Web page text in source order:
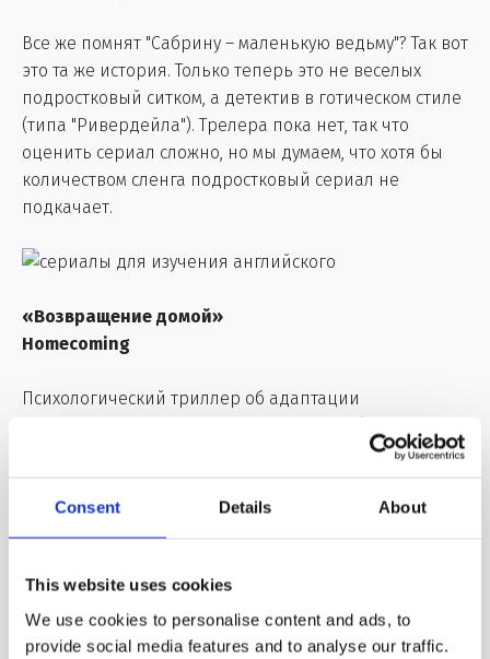
Consent Details About
This website uses cookies
We use cookies to personalise content and ads, to
provide social media features and to analyse our traffic.
Все же помнят "Сабрину – маленькую ведьму"? Так вот
это та же история. Только теперь это не веселых
подростковый ситком, а детектив в готическом стиле
(типа "Ривердейла"). Трелера пока нет, так что
оценить сериал сложно, но мы думаем, что хотя бы
количеством сленга подростковый сериал не
подкачает.
«Возвращение домой»
Homecoming
Психологический триллер об адаптации
Робертс) к гражданской жизни. Когда жизнь
подробности прошлого, которые все меняют. Сериал
обещает быть сложным, в том числе и с точки зрения
Если тебе сложно воспринимать речь на слух и ты
ничего не понимаешь в субтитрах, используй видео с